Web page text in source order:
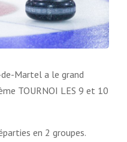
de-Martel a le grand
TOURNOI LES 9 et 10
en 2 groupes.